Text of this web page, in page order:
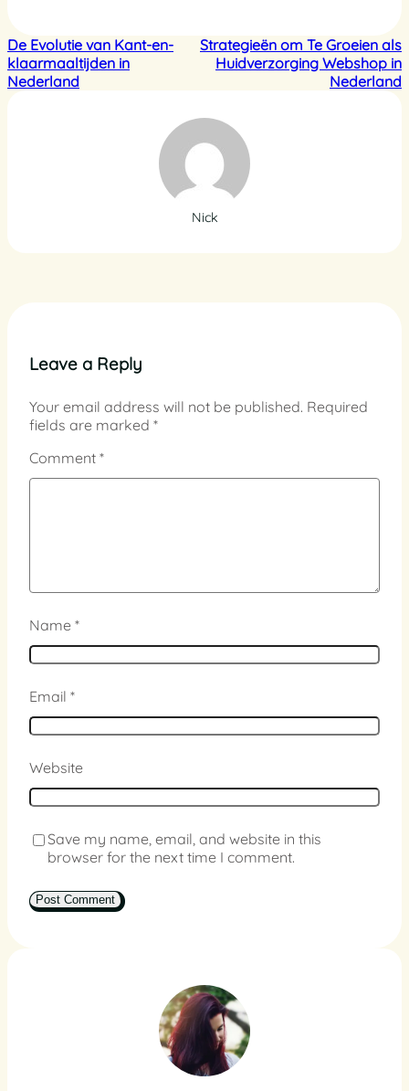
De Evolutie van Kant-en-
klaarmaaltijden in
Nederland
Strategieën om Te Groeien als
Huidverzorging Webshop in
Nederland
Nick
Leave a Reply
Your email address will not be published. Required
fields are marked *
Comment *
Name *
Email *
Website
Save my name, email, and website in this
browser for the next time I comment.